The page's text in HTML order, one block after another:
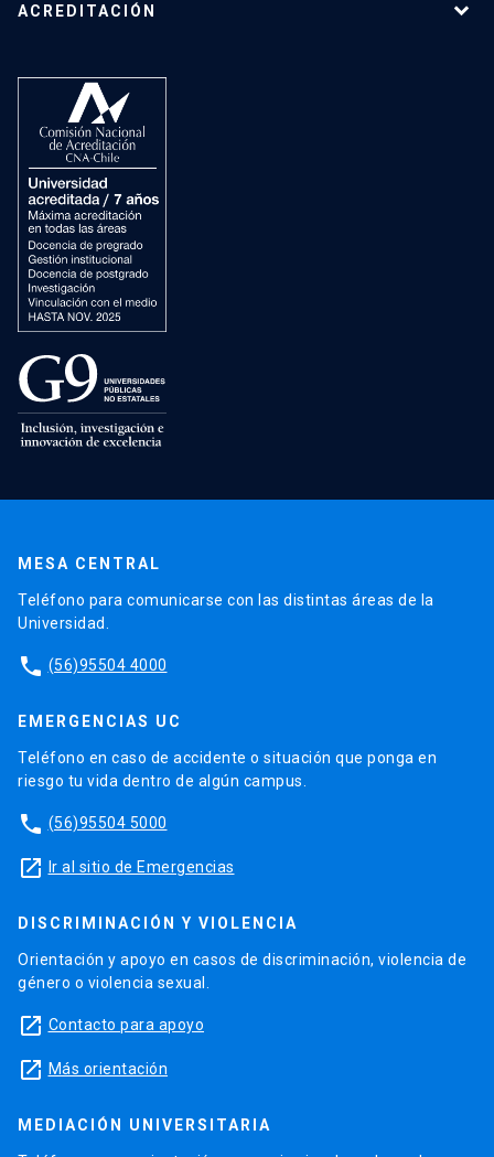
ACREDITACIÓN
MESA CENTRAL
Teléfono para comunicarse con las distintas áreas de la
Universidad.
phone (56)95504 4000
EMERGENCIAS UC
Teléfono en caso de accidente o situación que ponga en
riesgo tu vida dentro de algún campus.
phone (56)95504 5000
launch Ir al sitio de Emergencias
DISCRIMINACIÓN Y VIOLENCIA
Orientación y apoyo en casos de discriminación, violencia de
género o violencia sexual.
launch Contacto para apoyo
launch Más orientación
MEDIACIÓN UNIVERSITARIA